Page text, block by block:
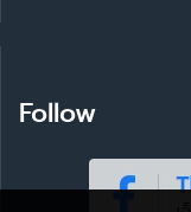
Follow